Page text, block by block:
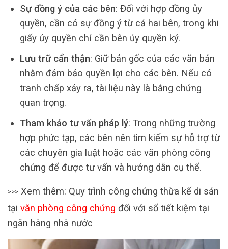
Sự đồng ý của các bên: Đối với hợp đồng ủy
quyền, cần có sự đồng ý từ cả hai bên, trong khi
giấy ủy quyền chỉ cần bên ủy quyền ký.
Lưu trữ cẩn thận: Giữ bản gốc của các văn bản
nhằm đảm bảo quyền lợi cho các bên. Nếu có
tranh chấp xảy ra, tài liệu này là bằng chứng
quan trọng.
Tham khảo tư vấn pháp lý: Trong những trường
hợp phức tạp, các bên nên tìm kiếm sự hỗ trợ từ
các chuyên gia luật hoặc các văn phòng công
chứng để được tư vấn và hướng dẫn cụ thể.
>>> Xem thêm: Quy trình công chứng thừa kế di sản
tại văn phòng công chứng đối với sổ tiết kiệm tại
ngân hàng nhà nước